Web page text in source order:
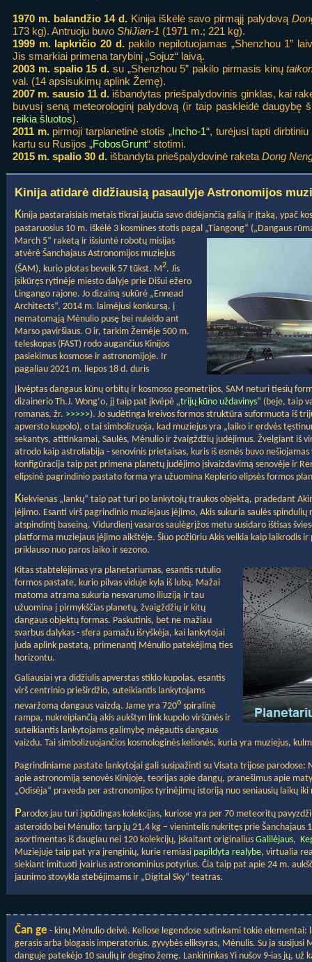
1970 m. balandžio 14 d. Kinija iškėlė savo pirmąjį palydovą
173 kg). Antruoju buvo ShiJian-1 (1971 m.; 221 kg).
1999 m. lapkričio 20 d.pakilo nepilotuojamas „Shenzhou 1”
Jis smarkiai primena tarybinį „Sojuz“ laivą.
2003 m. spalio 15 d. su „Shenzhou 5” pakilo pirmasis kinų
val. (14 apsisukimų aplink Žemę).
2007 m. sausio 11 d. išbandytas priešpalydovinis ginklas, kai
buvusį seną meteorologinį palydovą (ir taip paskleidė daugybę
reikia šluotos).
2011 m.pirmoji tarplanetinė stotis „Incho-1“, turėjusi tapti
kartu su Rusijos „FobosGrunt“ stotimi.
2015 m. spalio 30 d. išbandyta priešpalydovinė raketa Dong
Kinija atidarė didžiausią pasaulyje Astronomijos
Kinija pastaraisiais metais tikrai jaučia savo didėjančią galią ir įtaką, ypač
pastaruosius 10 m. iškėlė 3 kosmines stotis pagal „Tiangong“ („Dangaus
March 5“ raketą ir išsiuntė robotų misijas
atvėrė Šanchajaus Astronomijos muziejus
(ŠAM), kurio plotas beveik 57 tūkst. M2. Jis
įsikūręs rytinėje miesto dalyje prie Dišui ežero
Lingango rajone. Jo dizainą sukūrė „Ennead
Architects“, 2014 m. laimėjusi konkursą. į
nematomąją Mėnulio pusę bei nuleido ant
Marso paviršiaus. O ir, tarkim Žemėje 500 m.
teleskopas (FAST) rodo augančius Kinijos
pasiekimus kosmose ir astronomijoje. Ir
pagaliau 2021 m. liepos 18 d. duris
Įkvėptas dangaus kūnų orbitų ir kosmoso geometrijos, SAM neturi tiesių
dizainerio Th.J. Wong‘o, jį taip pat įkvėpė „trijų kūno uždavinys“ (beje, taip
romanas, žr. >>>>>). Jo sudėtinga kreivos formos struktūra suformuota iš
apversto kupolo), o tai simbolizuoja, kad muziejus yra „laiko ir erdvės
sekantys, atitinkamai, Saulės, Mėnulio ir žvaigždžių judėjimus. Žvelgiant iš
atrodo kaip astroliabija - senovinis prietaisas, kuris iš esmės buvo
konfigūracija taip pat primena planetų judėjimo įsivaizdavimą senovėje ir
elipsinė pagrindinio pastato forma yra užuomina Keplerio elipsės formos
Kiekvienas „lankų“ taip pat turi po lankytojų traukos objektą, pradedant
įėjimo. Esanti virš pagrindinio muziejaus įėjimo, Akis sukuria saulės
atspindintį baseiną. Vidurdienį vasaros saulėgrįžos metu susidaro ištisas
platforma muziejaus įėjimo aikštėje. Šiuo požiūriu Akis veikia kaip laikrodis ir
priklauso nuo paros laiko ir sezono.
Kitas stabtelėjimas yra planetariumas, esantis rutulio
formos pastate, kurio pilvas viduje kyla iš lubų. Mažai
matoma atrama sukuria nesvarumo iliuziją ir tau
užuomina į pirmykščias planetų, žvaigždžių ir kitų
dangaus objektų formas. Paskutinis, bet ne mažiau
svarbus dalykas - sfera pamažu išryškėja, kai lankytojai
juda aplink pastatą, primenantį Mėnulio patekėjimą ties
horizontu.
Galiausiai yra didžiulis apverstas stiklo kupolas, esantis
virš centrinio prieširdžio, suteikiantis lankytojams
nevaržomą dangaus vaizdą. Jame yra 720o spiralinė
rampa, nukreipiančią akis aukštyn link kupolo viršūnės ir
suteikiantis lankytojams galimybę mėgautis dangaus
vaizdu. Tai simbolizuojančios kosmologinės kelionės, kuria yra muziejus,
Pagrindiniame pastate lankytojai gali susipažinti su Visata trijose parodose:
apie astronomiją senovės Kinijoje, teorijas apie dangų, pranešimus apie
„Odisėja“ praveda per astronomijos tyrinėjimų istoriją nuo seniausių laikų iki
Parodos jau turi įspūdingas kolekcijas, kuriose yra per 70 meteoritų
asteroido bei Mėnulio; tarp jų 21,4 kg – vienintelis nukritęs prie Šanchajaus
asortimentas iš daugiau nei 120 kolekcijų, įskaitant originalius Galilėjaus,
Muziejuje taip pat yra įrenginių, kurie remiasi papildyta realybe, virtualia
siekiant imituoti įvairius astronominius potyrius. Čia taip pat apie 24 m.
jaunimo stovykla stebėjimams ir „Digital Sky“ teatras.
Čan ge - kinų Mėnulio deivė. Keliose legendose sutinkami tokie elementai:
gerasis arba blogasis imperatorius, gyvybės eliksyras, Mėnulis. Su ja
danguje patekėjo 10 saulių ir degino žemę. Lankininkas Yi nušov 9-ias jų, už